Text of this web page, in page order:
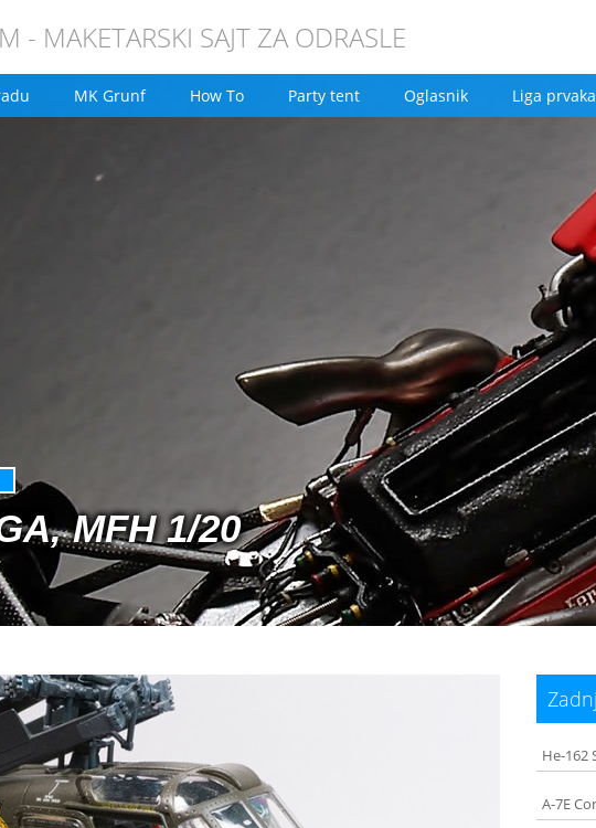
- MAKETARSKI SAJT ZA ODRASLE
MK Grunf How To Party tent Oglasnik Liga prvaka
MFH 1/20
He-162
A-7E